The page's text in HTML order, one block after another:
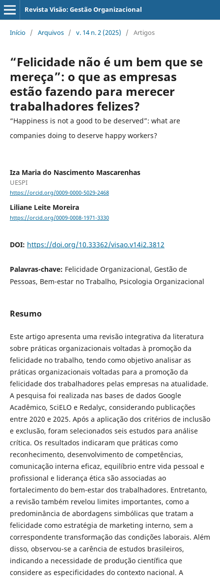
Revista Visão: Gestão Organizacional
Início / Arquivos / v. 14 n. 2 (2025) / Artigos
“Felicidade não é um bem que se
mereça”: o que as empresas
estão fazendo para merecer
trabalhadores felizes?
“Happiness is not a good to be deserved”: what are
companies doing to deserve happy workers?
Iza Maria do Nascimento Mascarenhas
UESPI
https://orcid.org/0009-0000-5029-2468
Liliane Leite Moreira
https://orcid.org/0009-0008-1971-3330
DOI: https://doi.org/10.33362/visao.v14i2.3812
Palavras-chave: Felicidade Organizacional, Gestão de
Pessoas, Bem-estar no Trabalho, Psicologia Organizacional
Resumo
Este artigo apresenta uma revisão integrativa da literatura
sobre práticas organizacionais voltadas à promoção da
felicidade no trabalho, tendo como objetivo analisar as
práticas organizacionais voltadas para a promoção da
felicidade dos trabalhadores pelas empresas na atualidade.
A pesquisa foi realizada nas bases de dados Google
Acadêmico, SciELO e Redalyc, considerando publicações
entre 2020 e 2025. Após a aplicação dos critérios de inclusão
e exclusão, foram selecionados seis estudos para análise
crítica. Os resultados indicaram que práticas como
reconhecimento, desenvolvimento de competências,
comunicação interna eficaz, equilíbrio entre vida pessoal e
profissional e liderança ética são associadas ao
fortalecimento do bem-estar dos trabalhadores. Entretanto,
a revisão também revelou limites importantes, como a
predominância de abordagens simbólicas que tratam a
felicidade como estratégia de marketing interno, sem a
correspondente transformação das condições laborais. Além
disso, observou-se a carência de estudos brasileiros,
indicando a necessidade de produção científica que
considere as especificidades do contexto nacional. A